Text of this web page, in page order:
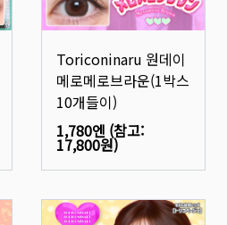
Toriconinaru 원데이
메로메로브라운(1박스
10개들이)
1,780엔 (참고:
17,800원)